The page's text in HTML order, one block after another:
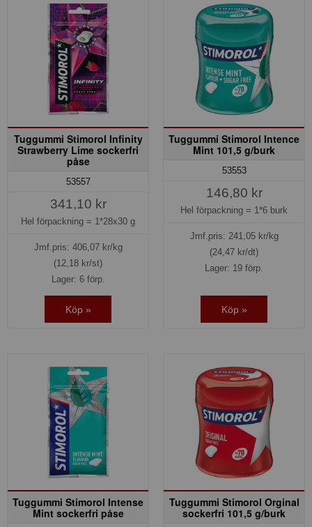
Tuggummi Stimorol Infinity
Strawberry Lime sockerfri
påse
53557
341,10 kr
Hel förpackning = 1*28x30 g
Jmf.pris: 406,07kr/kg
(12,18 kr/st)
Lager: 6 förp.
Köp »
Tuggummi Stimorol Intence
Mint 101,5 g/burk
53553
146,80 kr
Hel förpackning = 1*6 burk
Jmf.pris: 241,05kr/kg
(24,47 kr/dt)
Lager: 19 förp.
Köp »
Tuggummi Stimorol Intense
Mint sockerfri påse
Tuggummi Stimorol Orginal
sockerfri 101,5 g/burk